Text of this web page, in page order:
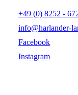
+49 (0) 8252 -
info@harlander-
Facebook
Instagram